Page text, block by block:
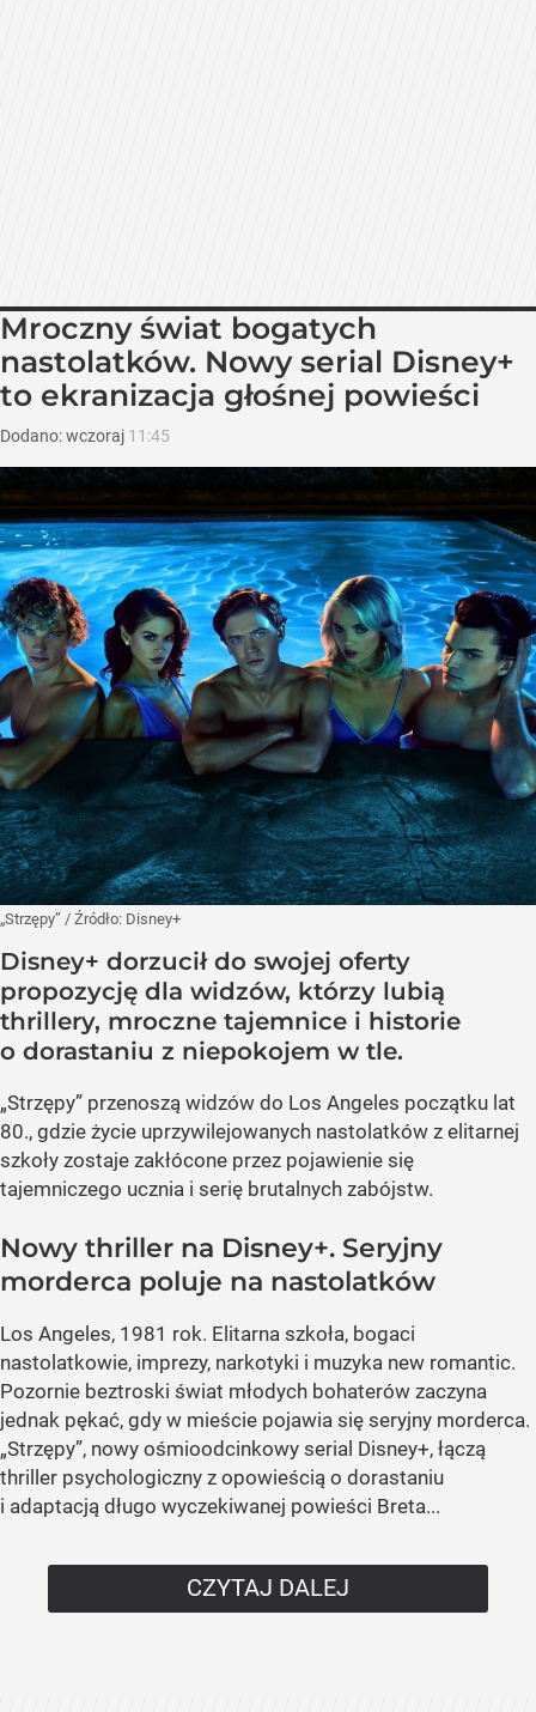
Mroczny świat bogatych
nastolatków. Nowy serial Disney+
to ekranizacja głośnej powieści
Dodano:wczoraj 11:45
„Strzępy” / Źródło: Disney+
Disney+ dorzucił do swojej oferty
propozycję dla widzów, którzy lubią
thrillery, mroczne tajemnice i historie
o dorastaniu z niepokojem w tle.
„Strzępy” przenoszą widzów do Los Angeles początku lat
80., gdzie życie uprzywilejowanych nastolatków z elitarnej
szkoły zostaje zakłócone przez pojawienie się
tajemniczego ucznia i serię brutalnych zabójstw.
Nowy thriller na Disney+. Seryjny
morderca poluje na nastolatków
Los Angeles, 1981 rok. Elitarna szkoła, bogaci
nastolatkowie, imprezy, narkotyki i muzyka new romantic.
Pozornie beztroski świat młodych bohaterów zaczyna
jednak pękać, gdy w mieście pojawia się seryjny morderca.
„Strzępy”, nowy ośmioodcinkowy serial Disney+, łączą
thriller psychologiczny z opowieścią o dorastaniu
i adaptacją długo wyczekiwanej powieści Breta...
CZYTAJ DALEJ